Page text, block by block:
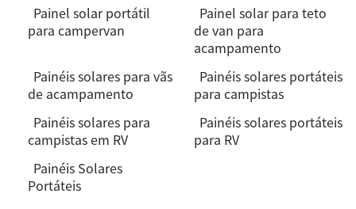
Painel solar portátil
para campervan
Painel solar para teto
de van para
acampamento
Painéis solares para vãs
de acampamento
Painéis solares portáteis
para campistas
Painéis solares para
campistas em RV
Painéis solares portáteis
para RV
Painéis Solares
Portáteis